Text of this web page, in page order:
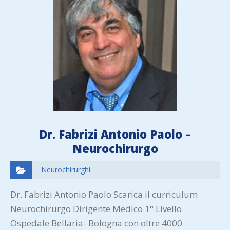
Dr. Fabrizi Antonio Paolo –
Neurochirurgo
Neurochirurghi
Dr. Fabrizi Antonio Paolo Scarica il curriculum
Neurochirurgo Dirigente Medico 1° Livello
Ospedale Bellaria- Bologna con oltre 4000